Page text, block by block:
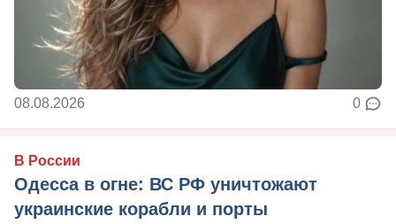
08.08.2026 0
В России
Одесса в огне: ВС РФ уничтожают
украинские корабли и порты